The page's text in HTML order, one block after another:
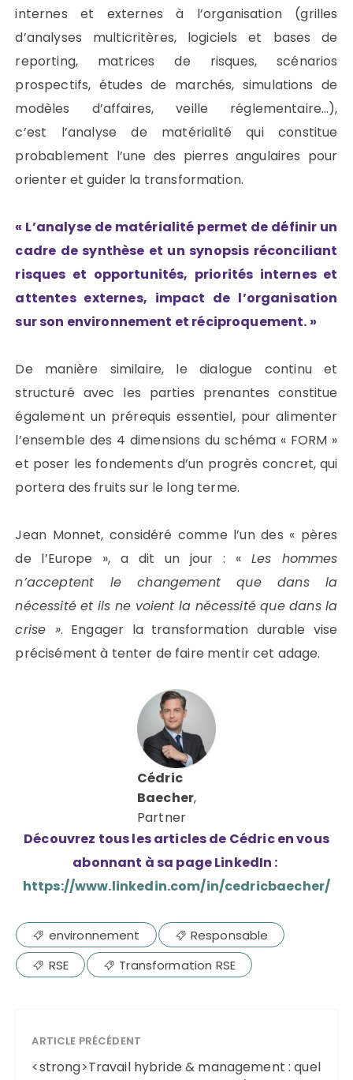
internes et externes à l’organisation (grilles
d’analyses multicritères, logiciels et bases de
reporting, matrices de risques, scénarios
prospectifs, études de marchés, simulations de
modèles d’affaires, veille réglementaire…),
c’est l’analyse de matérialité qui constitue
probablement l’une des pierres angulaires pour
orienter et guider la transformation.
« L’analyse de matérialité permet de définir un
cadre de synthèse et un synopsis réconciliant
risques et opportunités, priorités internes et
attentes externes, impact de l’organisation
sur son environnement et réciproquement. »
De manière similaire, le dialogue continu et
structuré avec les parties prenantes constitue
également un prérequis essentiel, pour alimenter
l’ensemble des 4 dimensions du schéma « FORM »
et poser les fondements d’un progrès concret, qui
portera des fruits sur le long terme.
Jean Monnet, considéré comme l’un des « pères
de l’Europe », a dit un jour : « Les hommes
n’acceptent le changement que dans la
nécessité et ils ne voient la nécessité que dans la
crise ». Engager la transformation durable vise
précisément à tenter de faire mentir cet adage.
Cédric
Baecher,
Partner
Découvrez tous les articles de Cédric en vous
abonnant à sa page LinkedIn :
https://www.linkedin.com/in/cedricbaecher/
environnement
Responsable
RSE
Transformation RSE
ARTICLE PRÉCÉDENT
<strong>Travail hybride & management : quel